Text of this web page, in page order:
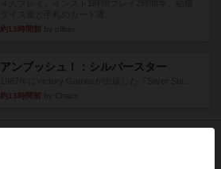
約13時間前
アンブッシュ！：シルバースター
約13時間前